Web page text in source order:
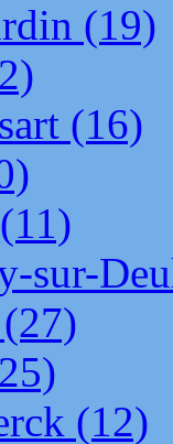
(19)
(16)
sur-
(12)